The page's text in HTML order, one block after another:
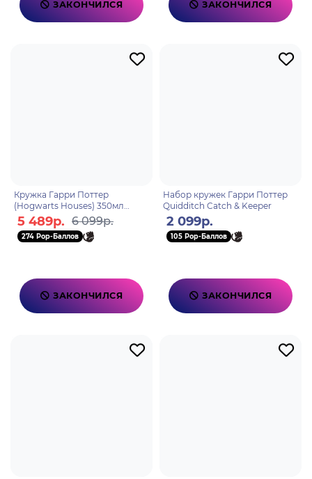
ЗАКОНЧИЛСЯ ЗАКОНЧИЛСЯ
Кружка Гарри Поттер
(Hogwarts Houses) 350мл
MGPR25727
5 489р. 6 099р.
274 Pop-Баллов
ЗАКОНЧИЛСЯ
Набор кружек Гарри Поттер
Quidditch Catch & Keeper
2 099р.
105 Pop-Баллов
ЗАКОНЧИЛСЯ